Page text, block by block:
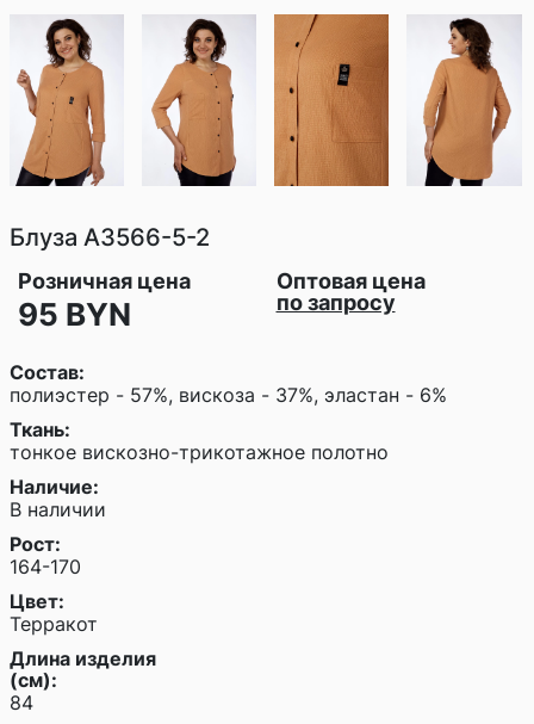
Блуза A3566-5-2
Розничная цена
95 BYN
Оптовая цена
по запросу
Состав:
полиэстер - 57%, вискоза - 37%, эластан - 6%
Ткань:
тонкое вискозно-трикотажное полотно
Наличие:
В наличии
Рост:
164-170
Цвет:
Терракот
Длина изделия
(см):
84